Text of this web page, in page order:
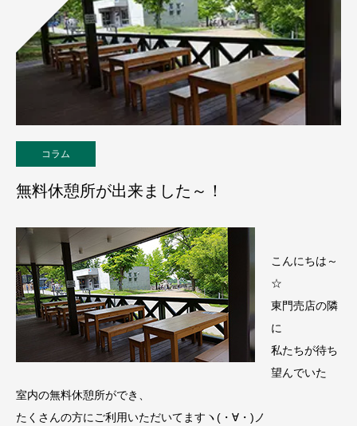
コラム
無料休憩所が出来ました～！
こんにちは～
☆
東門売店の隣
に
私たちが待ち
望んでいた
室内の無料休憩所ができ、
たくさんの方にご利用いただいてますヽ(・∀・)ノ